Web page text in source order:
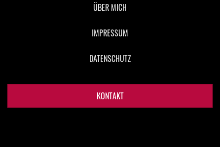
ÜBER MICH
IMPRESSUM
DATENSCHUTZ
KONTAKT